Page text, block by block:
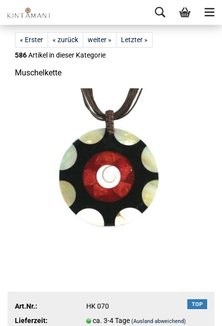
« Erster « zurück weiter »
Letzter »
586Artikel in dieser Kategorie
Mu­schel­ket­te
TOP
Art.Nr.:
HK 070
Lieferzeit:
ca. 3-4 Tage(Ausland abweichend)